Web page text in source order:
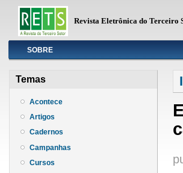
Revista Eletrônica do Terceiro
InfoSOBRE
Temas
Acontece
Artigos
Cadernos
Campanhas
Cursos